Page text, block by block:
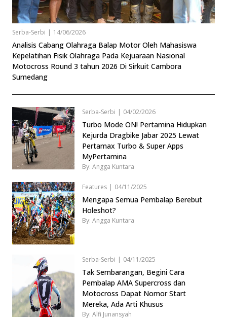
Serba-Serbi | 14/06/2026
Analisis Cabang Olahraga Balap Motor Oleh Mahasiswa
Kepelatihan Fisik Olahraga Pada Kejuaraan Nasional
Motocross Round 3 tahun 2026 Di Sirkuit Cambora
Sumedang
Serba-Serbi | 04/02/2026
Turbo Mode ON! Pertamina Hidupkan
Kejurda Dragbike Jabar 2025 Lewat
Pertamax Turbo & Super Apps
MyPertamina
By: Angga Kuntara
Features | 04/11/2025
Mengapa Semua Pembalap Berebut
Holeshot?
By: Angga Kuntara
Serba-Serbi | 04/11/2025
Tak Sembarangan, Begini Cara
Pembalap AMA Supercross dan
Motocross Dapat Nomor Start
Mereka, Ada Arti Khusus
By: Alfi Junansyah